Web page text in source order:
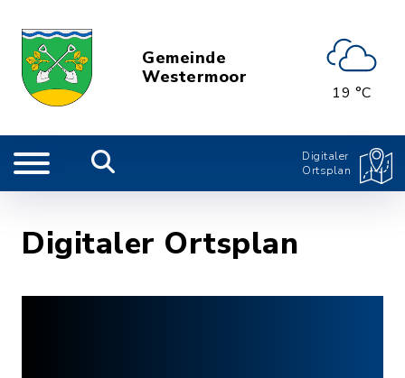
Gemeinde
Westermoor
19 °C
Digitaler
Ortsplan
Digitaler Ortsplan